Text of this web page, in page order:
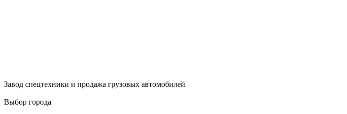
Завод спецтехники и продажа грузовых автомобилей
Выбор города